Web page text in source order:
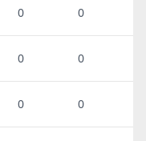
0 0
0 0
0 0